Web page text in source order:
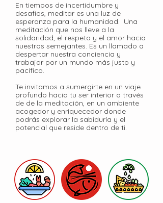
En tiempos de incertidumbre y
desafíos, meditar es una luz de
esperanza para la humanidad. Una
meditación que nos lleve a la
solidaridad, el respeto y el amor hacia
nuestros semejantes. Es un llamado a
despertar nuestra conciencia y
trabajar por un mundo más justo y
pacífico.
Te invitamos a sumergirte en un viaje
profundo hacia tu ser interior a través
de de la meditación, en un ambiente
acogedor y enriquecedor donde
podrás explorar la sabiduría y el
potencial que reside dentro de ti.